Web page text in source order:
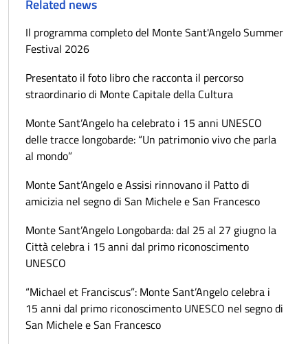
Related news
Il programma completo del Monte Sant'Angelo Summer
Festival 2026
Presentato il foto libro che racconta il percorso
straordinario di Monte Capitale della Cultura
Monte Sant’Angelo ha celebrato i 15 anni UNESCO
delle tracce longobarde: “Un patrimonio vivo che parla
al mondo”
Monte Sant’Angelo e Assisi rinnovano il Patto di
amicizia nel segno di San Michele e San Francesco
Monte Sant’Angelo Longobarda: dal 25 al 27 giugno la
Città celebra i 15 anni dal primo riconoscimento
UNESCO
“Michael et Franciscus”: Monte Sant’Angelo celebra i
15 anni dal primo riconoscimento UNESCO nel segno di
San Michele e San Francesco